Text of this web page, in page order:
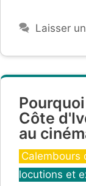
Laisser
Côte
au
Catégories
Calembours
locutions et